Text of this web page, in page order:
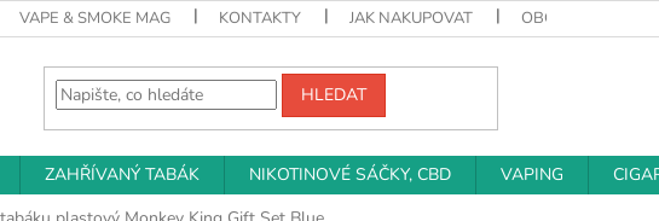
VAPE & SMOKE MAG KONTAKTY JAK NAKUPOVAT OBCHODNÍ
HLEDAT
ZAHŘÍVANÝ TABÁK NIKOTINOVÉ SÁČKY, CBD VAPING